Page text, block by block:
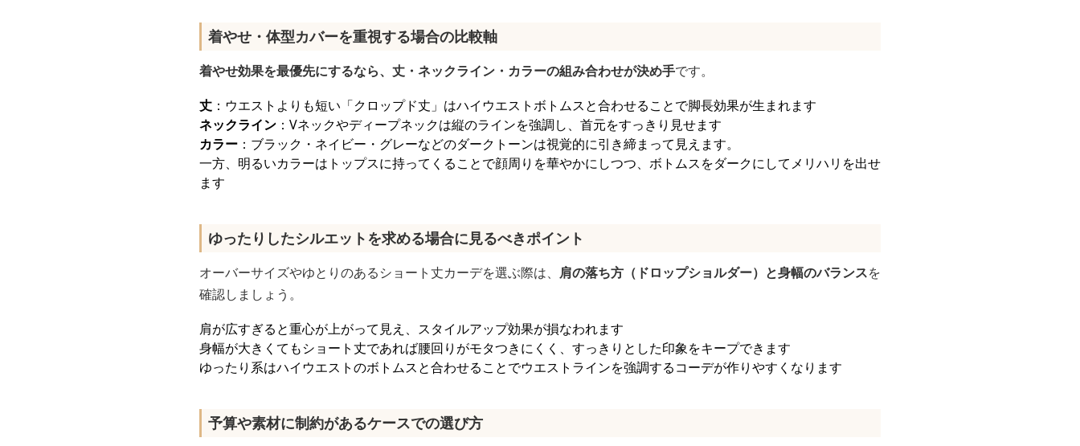
着やせ・体型カバーを重視する場合の比較軸
着やせ効果を最優先にするなら、丈・ネックライン・カラーの組み合わせが決め手です。
丈 ：ウエストよりも短い「クロップド丈」はハイウエストボトムスと合わせることで脚長効果が生まれます
ネックライン ：Vネックやディープネックは縦のラインを強調し、首元をすっきり見せます
カラー ：ブラック・ネイビー・グレーなどのダークトーンは視覚的に引き締まって見えます。
一方、明るいカラーはトップスに持ってくることで顔周りを華やかにしつつ、ボトムスをダークにしてメリハリを出せ
ます
ゆったりしたシルエットを求める場合に見るべきポイント
オーバーサイズやゆとりのあるショート丈カーデを選ぶ際は、 肩の落ち方（ドロップショルダー）と身幅のバランスを
確認しましょう。
肩が広すぎると重心が上がって見え、スタイルアップ効果が損なわれます
身幅が大きくてもショート丈であれば腰回りがモタつきにくく、すっきりとした印象をキープできます
ゆったり系はハイウエストのボトムスと合わせることでウエストラインを強調するコーデが作りやすくなります
予算や素材に制約があるケースでの選び方